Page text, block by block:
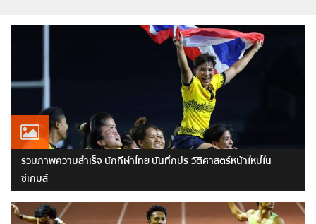
รวมภาพความสำเร็จ นักกีฬาไทย บันทึกประวัติศาสตร์หน้าใหม่ใน
ซีเกมส์